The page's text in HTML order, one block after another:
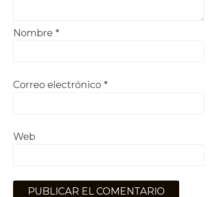
Nombre *
Correo electrónico *
Web